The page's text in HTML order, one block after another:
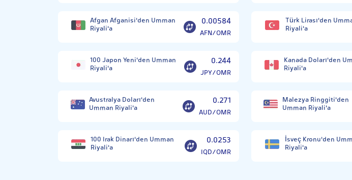
Afgan Afganisi'den Umman
Riyali'a
0.00584
AFN/OMR
Türk Lirası'den
Riyali'a
100 Japon Yeni'den Umman
Riyali'a
0.244
JPY/OMR
Kanada Doları'den
Riyali'a
Avustralya Doları'den
Umman Riyali'a
0.271
AUD/OMR
Malezya Ringgiti'den
Umman Riyali'a
100 Irak Dinarı'den Umman
Riyali'a
0.0253
IQD/OMR
İsveç Kronu'den
Riyali'a